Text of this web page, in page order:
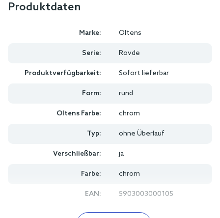
Produktdaten
Marke: Oltens
Serie: Rovde
Produktverfügbarkeit: Sofort lieferbar
Form: rund
Oltens Farbe: chrom
Typ: ohne Überlauf
Verschließbar: ja
Farbe: chrom
EAN: 5903003000105